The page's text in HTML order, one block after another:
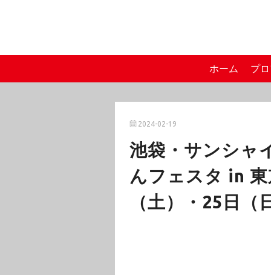
ホーム プ
2024-02-19
池袋・サンシャ
んフェスタ in
（土）・25日（